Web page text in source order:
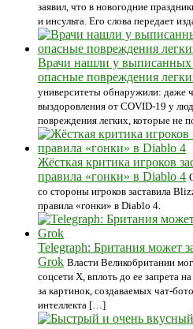
заявил, что в новогодние
и инсульта. Его слова передает
Врачи нашли у выписанных
опасные повреждения
университеты обнаружили: даже
выздоровления от COVID-19 у
повреждения легких, которые не
Жёсткая критика игроков
правила «гонки» в Diablo 4
со стороны игроков заставила
правила «гонки» в Diablo 4.
Telegraph: Британия может
Grok Власти Великобритании
соцсети X, вплоть до ее запрета
за картинок, создаваемых чат-
интеллекта […]